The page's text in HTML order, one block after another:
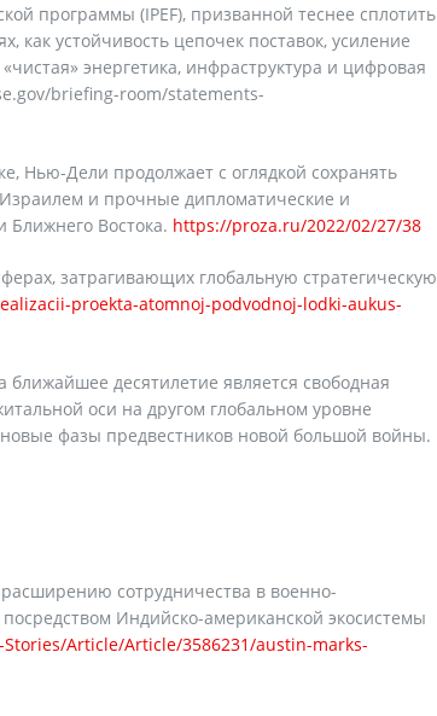
программы (IPEF), призванной теснее сплотить
как устойчивость цепочек поставок, усиление
энергетика, инфраструктура и цифровая
briefing-room/statements-
Нью-Дели продолжает с оглядкой сохранять
и прочные дипломатические и
Востока. https://proza.ru/2022/02/27/38
затрагивающих глобальную стратегическую
proekta-atomnoj-podvodnoj-lodki-aukus-
десятилетие является свободная
оси на другом глобальном уровне
фазы предвестников новой большой войны.
сотрудничества в военно-
Индийско-американской экосистемы
Article/Article/3586231/austin-marks-